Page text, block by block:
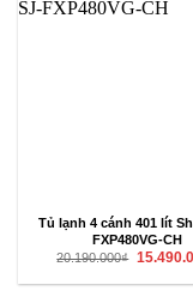
Tủ lạnh 4 cánh 401 lít
FXP480VG-CH
20.190.000₫ Giá
là: